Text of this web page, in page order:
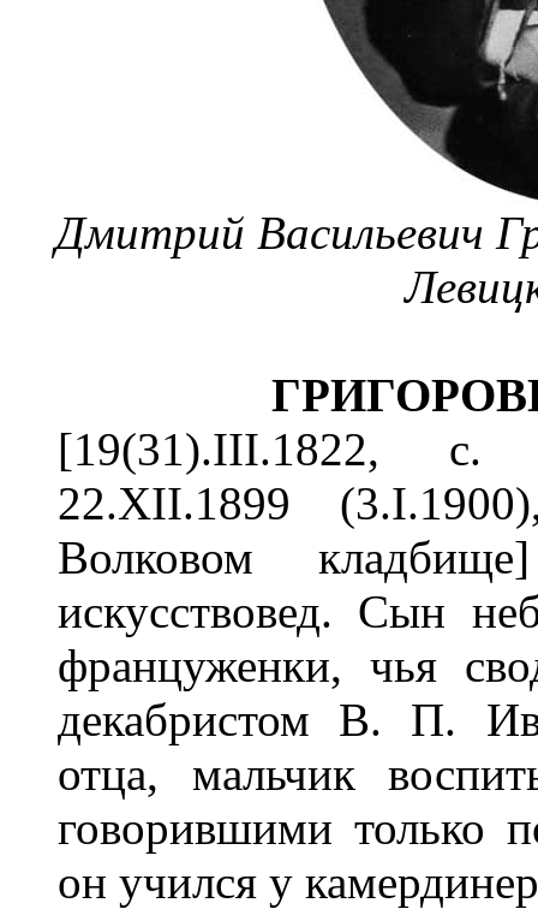
Дмитрий Васильевич
[19(31).III.1822, с.
22.XII.1899
Волковом
искусствовед. Сын
француженки, чья
декабристом В. П.
отца, мальчик
говорившими только
он учился у